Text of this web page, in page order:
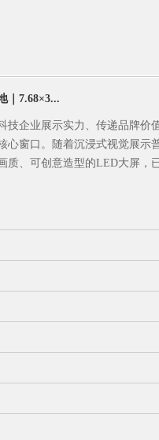
｜7.68×3...
技企业展示实力、传递品牌价
心窗口。随着沉浸式视觉展示
质、可创意造型的LED大屏，